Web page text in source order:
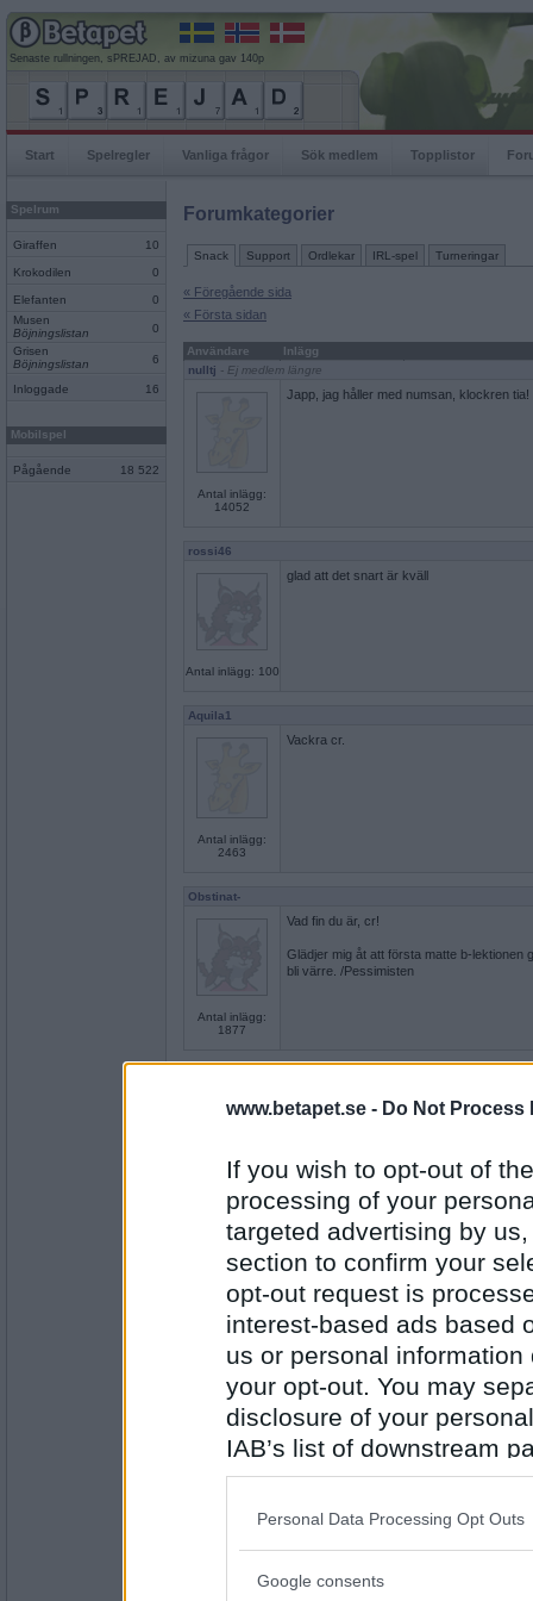
www.betapet.se - Do Not Process
If you wish to opt-out of
processing of your
targeted advertising by
section to confirm your
opt-out request is
interest-based ads based
us or personal
your opt-out. You may
disclosure of your
IAB’s list of downstream
also be disclosed by us
Downstream Participants
Please note that this
Personal Data Processing Opt Outs
Google consents
Senaste rullningen, sPREJAD, av mizuna gav 140p
Start Spelregler Vanliga frågor Sök medlem Topplistor
Spelrum
Giraffen 10
Krokodilen 0
Elefanten
0
Musen
Böjningslistan
0
Grisen
Böjningslistan
6
Inloggade 16
Mobilspel
Pågående 18 522
Forumkategorier
Snack Support Ordlekar IRL-spel Turneringar
« Föregående sida
« Första sidan
Användare
Inlägg
nulltj - Ej medlem längre
Antal inlägg:
14052
Japp, jag håller med numsan, klockren tia!
rossi46
Antal inlägg: 100
glad att det snart är kväll
Aquila1
Antal inlägg:
2463
Vackra cr.
Obstinat-
Antal inlägg:
1877
Vad fin du är, cr!
Glädjer mig åt att första matte b-lektionen
bli värre. /Pessimisten
Antal inlägg:
6334
Men tack, foxy ladies. Vad gulliga ni är.
det behövdes, puss.
- Ej medlem längre
5853
Håller med om bildkommentarerna till
Senegal i mars! :)